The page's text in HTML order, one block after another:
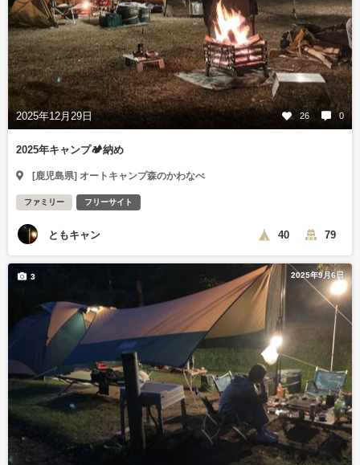
2025年12月29日 26 0
2025年キャンプ🏕️納め
[鹿児島県] オートキャンプ森のかわなべ
ファミリー フリーサイト
ともキャン 40 79
2025年9月6日
3